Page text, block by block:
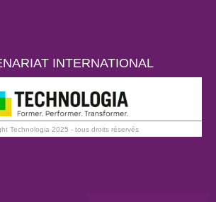
INTERNATIONAL
Technologia 2025 - tous droits réservés